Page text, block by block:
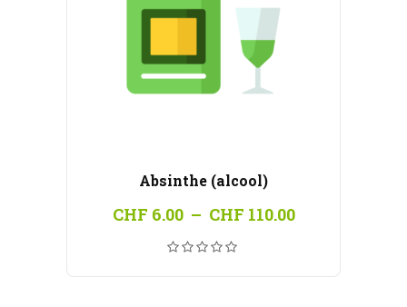
Absinthe (alcool)
CHF 6.00 – CHF 110.00Plage